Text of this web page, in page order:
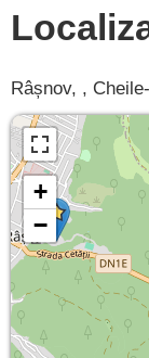
Râșnov, ,
+
−